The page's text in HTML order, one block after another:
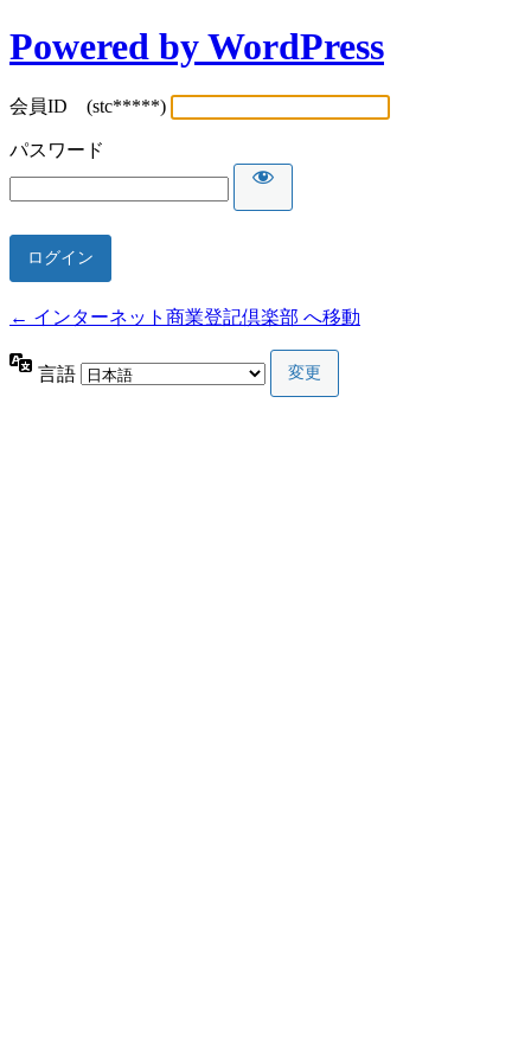
Powered by WordPress
会員ID (stc*****)
パスワード
← インターネット商業登記倶楽部 へ移動
言語